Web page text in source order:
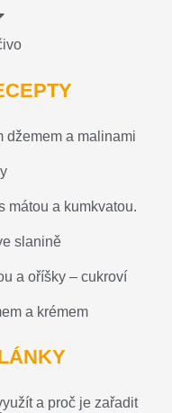
džemem a malinami
mátou a kumkvatou.
slanině
a oříšky – cukroví
a krémem
a proč je zařadit